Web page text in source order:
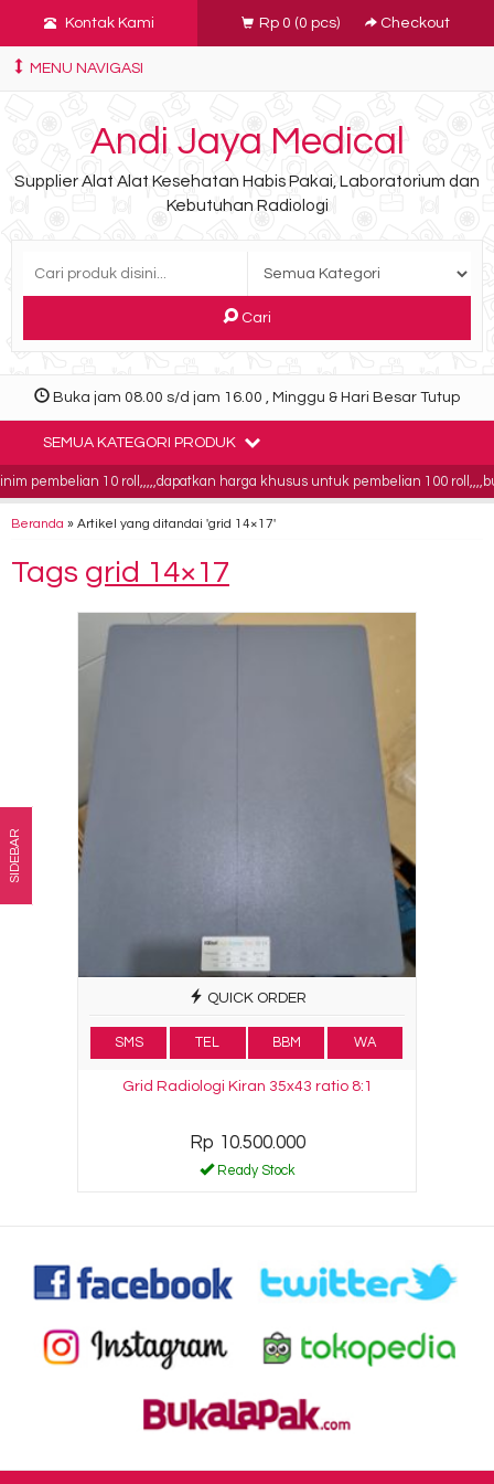
Kontak Kami Rp 0 (0 pcs) Checkout
MENU NAVIGASI
Andi Jaya Medical
Supplier Alat Alat Kesehatan Habis Pakai, Laboratorium dan
Kebutuhan Radiologi
Cari
Buka jam 08.00 s/d jam 16.00 , Minggu & Hari Besar Tutup
SEMUA KATEGORI PRODUK
pembelian 10 roll,,,,,dapatkan harga khusus untuk pembelian 100
Beranda » Artikel yang ditandai 'grid 14×17'
Tags grid 14×17
QUICK ORDER
SMS TEL BBM WA
Grid Radiologi Kiran 35x43 ratio 8:1
Rp 10.500.000
Ready Stock
SIDEBAR